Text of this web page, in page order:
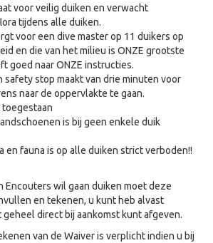
voor veilig duiken en verwacht
tijdens alle duiken.
voor een dive master op 11 duikers op
en die van het milieu is ONZE grootste
goed naar ONZE instructies.
safety stop maakt van drie minuten voor
naar de oppervlakte te gaan.
is bij geen enkele duik
en fauna is op alle duiken strict verboden!!
Encouters wil gaan duiken moet deze
en tekenen, u kunt heb alvast
direct bij aankomst kunt afgeven.
van de Waiver is verplicht indien u bij